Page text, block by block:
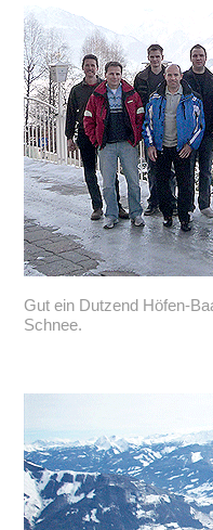
Gut ein Dutzend Höfen-
Schnee.